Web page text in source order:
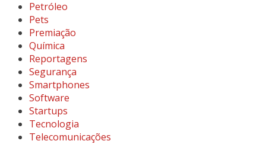
Petróleo
Pets
Premiação
Química
Reportagens
Segurança
Smartphones
Software
Startups
Tecnologia
Telecomunicações